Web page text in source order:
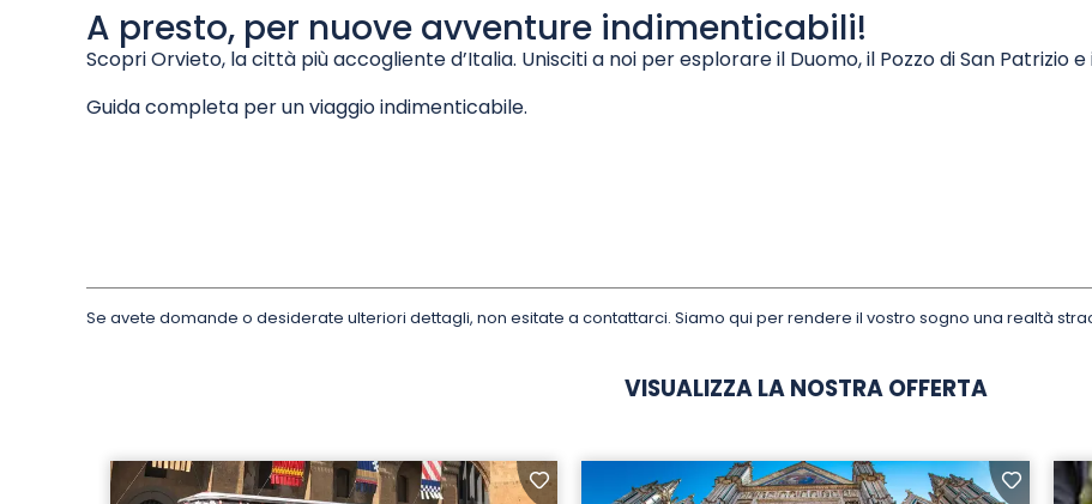
A presto, per nuove avventure indimenticabili!
Scopri Orvieto, la città più accogliente d’Italia. Unisciti a noi per esplorare il Duomo, il Pozzo di San Patrizio
Guida completa per un viaggio indimenticabile.
Easy
Se avete domande o desiderate ulteriori dettagli, non esitate a contattarci. Siamo qui per rendere il vostro sogno una realtà
VISUALIZZA LA NOSTRA OFFERTA